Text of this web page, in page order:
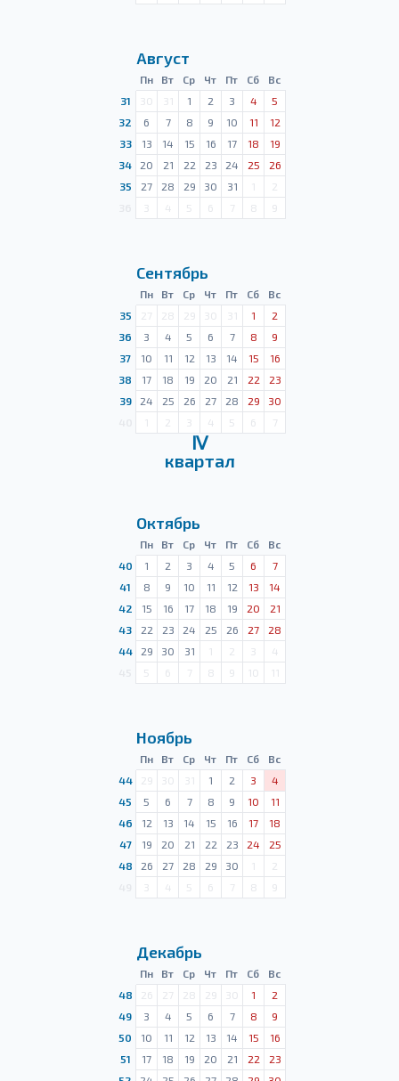
Август
Пн Вт Ср Чт Пт Сб
Вс
31
30 31 1 2 3 4
5
32
6 7 8 9 10 11
12
33
13 14 15 16 17 18
19
34
20 21 22 23 24 25
26
35
27 28 29 30 31 1
2
3 4 5 6 7 8 9
Сентябрь
Пн Вт Ср Чт Пт Сб
Вс
35
27 28 29 30 31 1
2
36
3 4 5 6 7 8
9
37
10 11 12 13 14 15
16
38
17 18 19 20 21 22
23
39
24 25 26 27 28 29
30
1 2 3 4 5 6 7
Ⅳ
квартал
Октябрь
Пн Вт Ср Чт Пт Сб
Вс
40
1 2 3 4 5 6
7
41
8 9 10 11 12 13
14
42
15 16 17 18 19 20
21
43
22 23 24 25 26 27
28
44
29 30 31 1 2 3
4
5 6 7 8 9 10 11
Ноябрь
Пн Вт Ср Чт Пт Сб
Вс
44
29 30 31 1 2 3
4
45
5 6 7 8 9 10
11
46
12 13 14 15 16 17
18
47
19 20 21 22 23 24
25
48
26 27 28 29 30 1
2
3 4 5 6 7 8 9
Декабрь
Пн Вт Ср Чт Пт Сб
Вс
48
26 27 28 29 30 1
2
49
3 4 5 6 7 8
9
50
10 11 12 13 14 15
16
51
17 18 19 20 21 22
23